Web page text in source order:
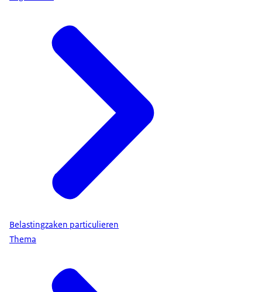
Belastingzaken particulieren
Thema